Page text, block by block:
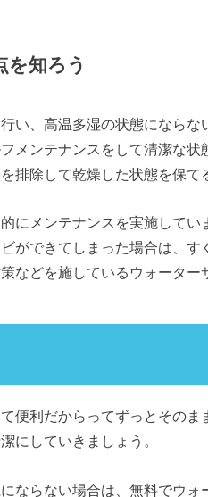
を知ろう
い、高温多湿の状態になら
メンテナンスをして清潔な
排除して乾燥した状態を保て
にメンテナンスを実施して
ができてしまった場合は、
などを施しているウォーター
便利だからってずっとそのま
にしていきましょう。
ならない場合は、無料でウォ